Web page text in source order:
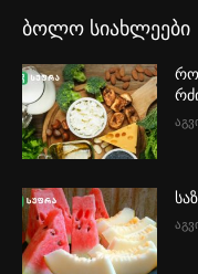
ბოლო სიახლეები